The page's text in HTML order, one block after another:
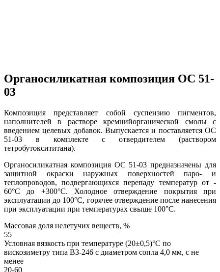
Органосиликатная композиция ОС 51-
03
Композиция представляет собой суспензию пигментов,
наполнителей в растворе кремнийорганической смолы с
введением целевых добавок. Выпускается и поставляется ОС
51-03 в комплекте с отвердителем (раствором
тетробутоксититана).
Органосиликатная композиция ОС 51-03 предназначены для
защитной окраски наружных поверхностей паро- и
теплопроводов, подвергающихся перепаду температур от -
60°C до +300°C. Холодное отверждение покрытия при
эксплуатации до 100°C, горячее отверждение после нанесения
при эксплуатации при температурах свыше 100°C.
Массовая доля нелетучих веществ, %
55
Условная вязкость при температуре (20±0,5)°С по
вискозиметру типа ВЗ-246 с диаметром сопла 4,0 мм, с не
менее
20-60